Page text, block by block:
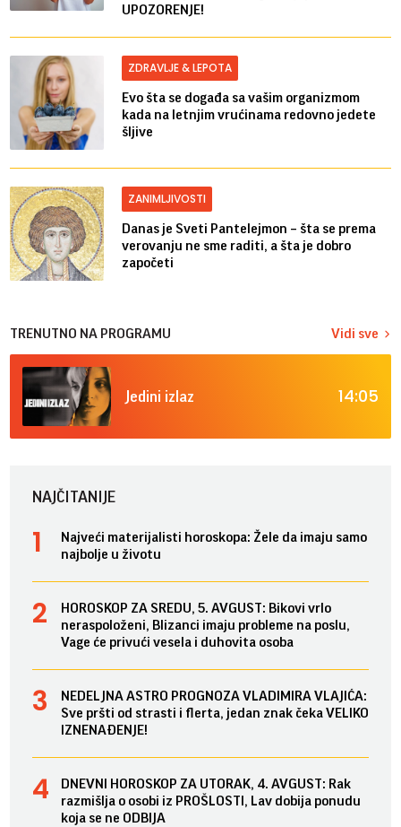
UPOZORENJE!
ZDRAVLJE & LEPOTA
Evo šta se događa sa vašim organizmom
kada na letnjim vrućinama redovno jedete
šljive
ZANIMLJIVOSTI
Danas je Sveti Pantelejmon – šta se prema
verovanju ne sme raditi, a šta je dobro
započeti
TRENUTNO NA PROGRAMU Vidi sve
Jedini izlaz 14:05
NAJČITANIJE
Najveći materijalisti horoskopa: Žele da imaju samo
najbolje u životu
HOROSKOP ZA SREDU, 5. AVGUST: Bikovi vrlo
neraspoloženi, Blizanci imaju probleme na poslu,
Vage će privući vesela i duhovita osoba
NEDELJNA ASTRO PROGNOZA VLADIMIRA VLAJIĆA:
Sve pršti od strasti i flerta, jedan znak čeka VELIKO
IZNENAĐENJE!
DNEVNI HOROSKOP ZA UTORAK, 4. AVGUST: Rak
razmišlja o osobi iz PROŠLOSTI, Lav dobija ponudu
koja se ne ODBIJA